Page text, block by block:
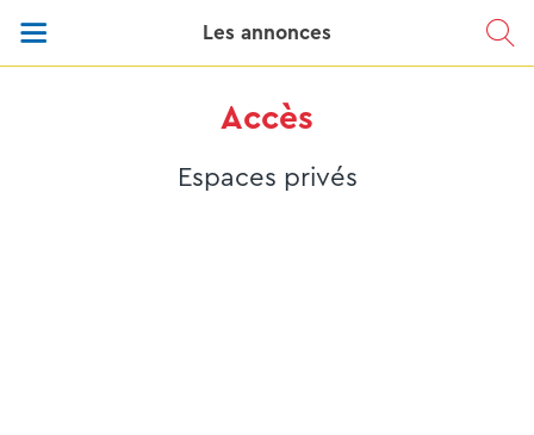
Les annonces
Accès
Espaces privés